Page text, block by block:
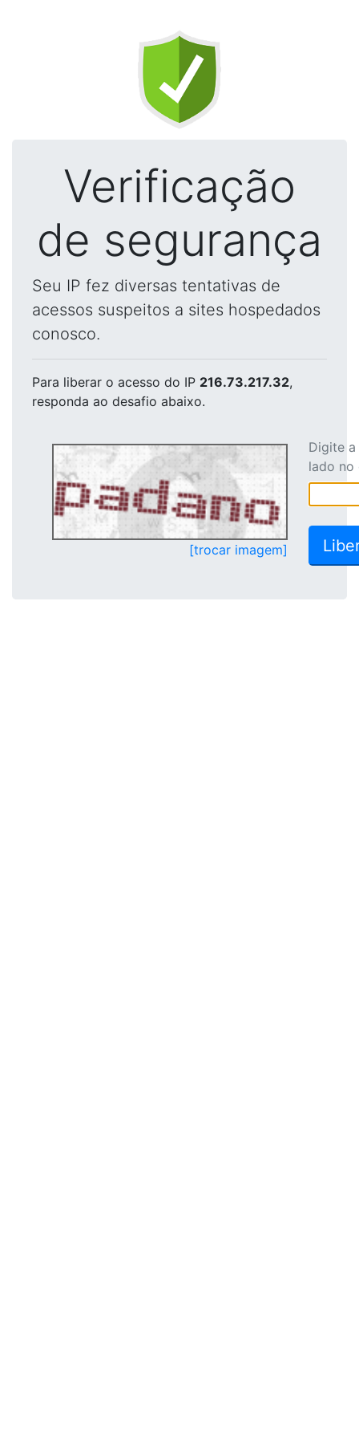
Verificação
de segurança
Seu IP fez diversas tentativas de
acessos suspeitos a sites hospedados
conosco.
Para liberar o acesso do IP 216.73.217.32,
responda ao desafio abaixo.
[trocar imagem]
Digite
lado no